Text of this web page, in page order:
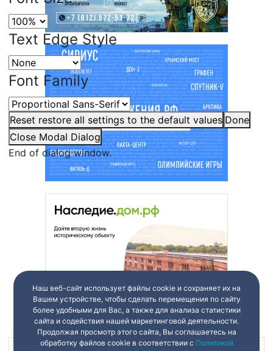
Text Edge Style
Font Family
Reset restore all settings to the default values Done
Close Modal Dialog
End of dialog window.
Наш веб-сайт использует файлы cookie и сохраняет их на
Вашем устройстве, чтобы сделать перемещения по сайту
более удобными для Вас, а также для анализа статистики
сайта и содействия нашей маркетинговой деятельности.
Продолжая просмотр этого сайта, Вы соглашаетесь на
обработку файлов cookie в соответствии с Политикой